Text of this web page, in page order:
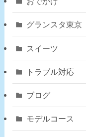
グランスタ東京
スイーツ
トラブル対応
ブログ
モデルコース